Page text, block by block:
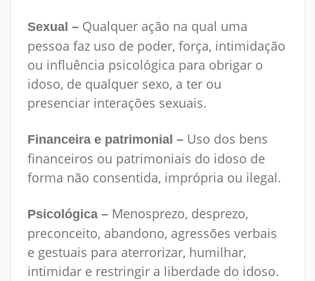
Sexual – Qualquer ação na qual uma
pessoa faz uso de poder, força, intimidação
ou influência psicológica para obrigar o
idoso, de qualquer sexo, a ter ou
presenciar interações sexuais.
Financeira e patrimonial – Uso dos bens
financeiros ou patrimoniais do idoso de
forma não consentida, imprópria ou ilegal.
Psicológica – Menosprezo, desprezo,
preconceito, abandono, agressões verbais
e gestuais para aterrorizar, humilhar,
intimidar e restringir a liberdade do idoso.